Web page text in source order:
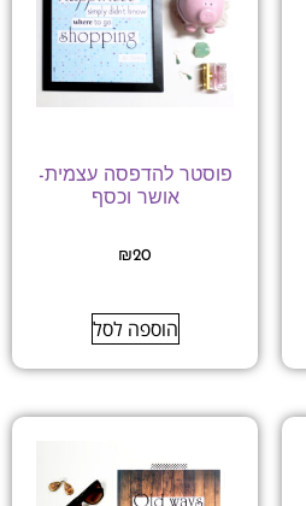
פוסטר להדפסה עצמית-
אושר וכסף
₪20
הוספה לסל